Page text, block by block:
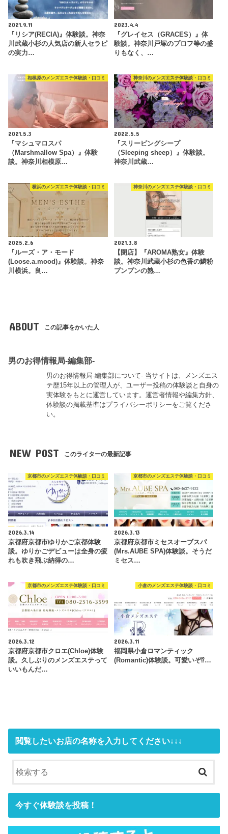
2021.9.11
『リシア(RECIA)』体験談。神奈
川武蔵小杉の人気店の新人セラピ
の実力…
2023.4.4
『グレイセス（GRACES）』体
験談。神奈川戸塚のプロフ等の盛
りもなく、…
相模原のメンズエステ体験談・口コミ
2021.5.3
『マシュマロスパ
（Marshmallow Spa）』体験
談。神奈川相模原…
神奈川のメンズエステ体験談・口コミ
2022.5.5
『スリーピングシープ
（Sleeping sheep）』体験談。
神奈川武蔵…
横浜のメンズエステ体験談・口コミ
2025.2.6
『ルーズ・ア・モード
(Loose.a.mood)』体験談。神奈
川横浜。良…
神奈川のメンズエステ体験談・口コミ
2021.3.8
【閉店】『AROMA熟女』体験
談。神奈川武蔵小杉の色香の鱗粉
プンプンの熟…
ABOUT この記事をかいた人
男のお得情報局-編集部-
男のお得情報局-編集部について- 当サイトは、メンズエス
テ歴15年以上の管理人が、ユーザー投稿の体験談と自身の
実体験をもとに運営しています。運営者情報や編集方針、
体験談の掲載基準はプライバシーポリシーをご覧くださ
い。
NEW POST このライターの最新記事
京都市のメンズエステ体験談・口コミ
2026.3.14
京都府京都市ゆりかご京都体験
談。ゆりかごデビューは全身の疲
れも吹き飛ぶ納得の…
京都市のメンズエステ体験談・口コミ
2026.3.13
京都府京都市ミセスオーブスパ
(Mrs.AUBE SPA)体験談。そうだ
ミセス…
京都市のメンズエステ体験談・口コミ
2026.3.12
京都府京都市クロエ(Chloe)体験
談。久しぶりのメンズエステって
いいもんだ…
小倉のメンズエステ体験談・口コミ
2026.3.11
福岡県小倉ロマンティック
(Romantic)体験談。可愛いぞ⁉…
閲覧したいお店の名称を入力してください↓↓↓
今すぐ体験談を投稿！